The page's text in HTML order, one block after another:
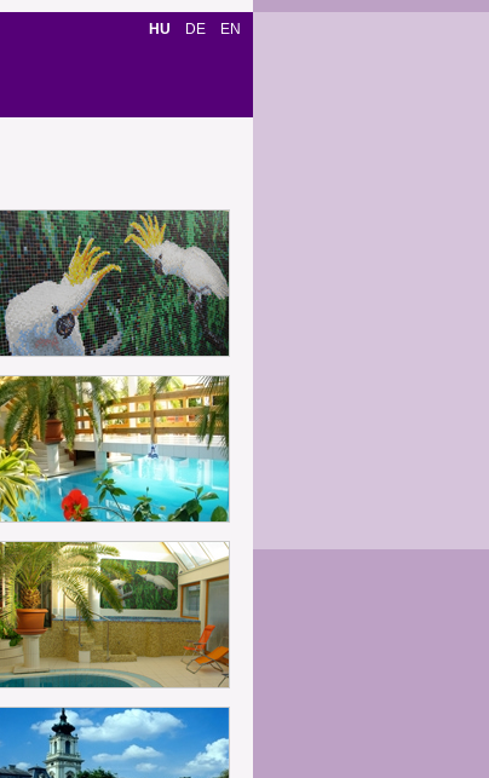
HU DE EN